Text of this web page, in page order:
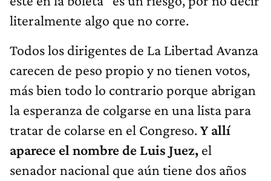
literalmente algo que no corre.
Todos los dirigentes de La Libertad Avanza
carecen de peso propio y no tienen votos,
más bien todo lo contrario porque abrigan
la esperanza de colgarse en una lista para
tratar de colarse en el Congreso.Y allí
aparece el nombre de Luis Juez, el
senador nacional que aún tiene dos años